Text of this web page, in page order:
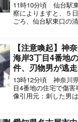
スポンサーリンク